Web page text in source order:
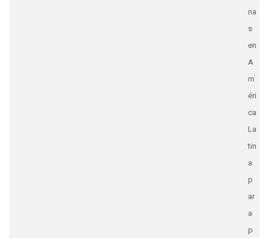
na
s
en
A
m
éri
ca
La
tin
a
p
ar
a
p